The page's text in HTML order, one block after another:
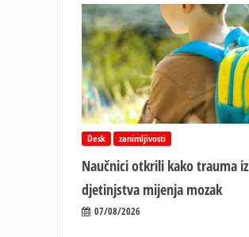
Desk zanimljivosti
Naučnici otkrili kako trauma iz
d‌jetinjstva mijenja mozak
07/08/2026